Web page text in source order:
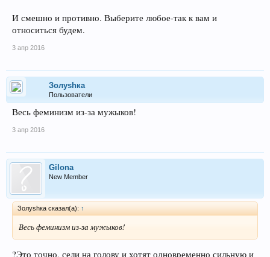
И смешно и противно. Выберите любое-так к вам и
относиться будем.
3 апр 2016
Золуshка
Пользователи
Весь феминизм из-за мужыков!
3 апр 2016
Gilona
New Member
Золуshка сказал(а): ↑
Весь феминизм из-за мужыков!
?Это точно, сели на голову и хотят одновременно сильную и